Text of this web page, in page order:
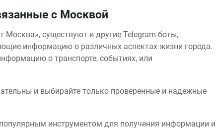
с Москвой
существуют и другие Telegram-боты,
информацию о различных аспектах жизни города.
о транспорте, событиях, или
и выбирайте только проверенные и надежные
инструментом для получения информации и